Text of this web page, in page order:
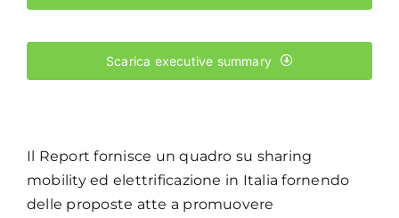
Scarica executive summary
Il Report fornisce un quadro su sharing
mobility ed elettrificazione in Italia fornendo
delle proposte atte a promuovere